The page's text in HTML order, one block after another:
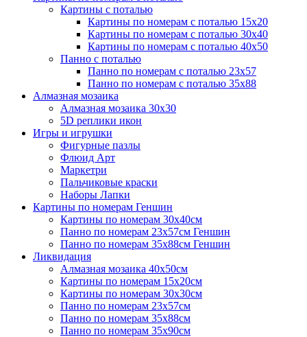
Картины с поталью
Картины по номерам с поталью 15х20
Картины по номерам с поталью 30х40
Картины по номерам с поталью 40х50
Панно с поталью
Панно по номерам с поталью 23х57
Панно по номерам с поталью 35х88
Алмазная мозаика
Алмазная мозаика 30х30
5D реплики икон
Игры и игрушки
Фигурные пазлы
Флюид Арт
Маркетри
Пальчиковые краски
Наборы Лапки
Картины по номерам Геншин
Картины по номерам 30х40см
Панно по номерам 23х57см Геншин
Панно по номерам 35х88см Геншин
Ликвидация
Алмазная мозаика 40х50см
Картины по номерам 15х20см
Картины по номерам 30х30см
Панно по номерам 23х57см
Панно по номерам 35х88см
Панно по номерам 35х90см